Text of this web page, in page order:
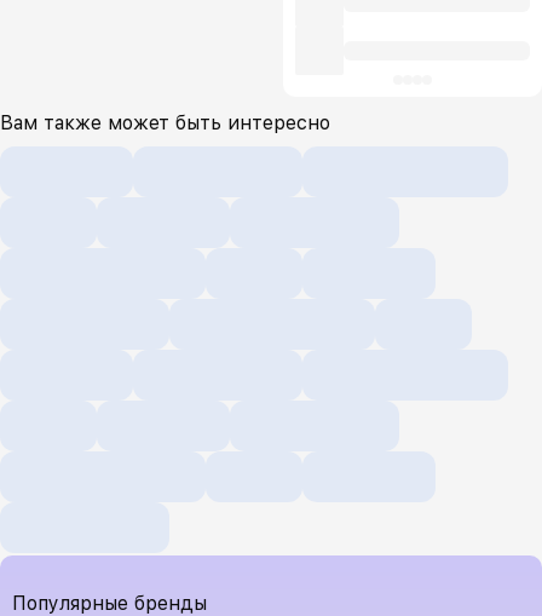
Вам также может быть интересно
Популярные бренды